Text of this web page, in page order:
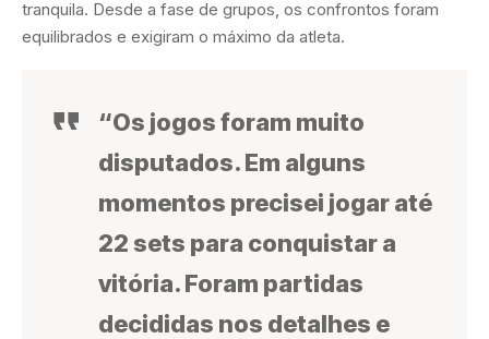
tranquila. Desde a fase de grupos, os confrontos foram
equilibrados e exigiram o máximo da atleta.
“Os jogos foram muito
disputados. Em alguns
momentos precisei jogar até
22 sets para conquistar a
vitória. Foram partidas
decididas nos detalhes e